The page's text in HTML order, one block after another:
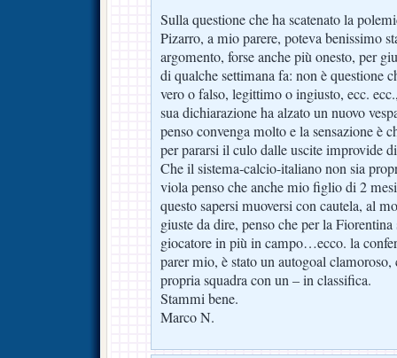
Sulla questione che ha scatenato la
Pizarro, a mio parere, poteva benissimo
argomento, forse anche più onesto, per
di qualche settimana fa: non è questione
vero o falso, legittimo o ingiusto, ecc.
sua dichiarazione ha alzato un nuovo
penso convenga molto e la sensazione è
per pararsi il culo dalle uscite improvide
Che il sistema-calcio-italiano non sia
viola penso che anche mio figlio di 2
questo sapersi muoversi con cautela, al
giuste da dire, penso che per la
giocatore in più in campo…ecco. la
parer mio, è stato un autogoal
propria squadra con un – in classifica.
Stammi bene.
Marco N.